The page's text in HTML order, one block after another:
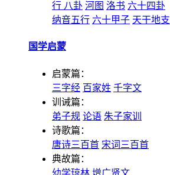
行 八卦 河图 洛书 六十四卦
纳音五行 六十甲子 天干地支
国学启蒙
启蒙篇：
三字经 百家姓 千字文
训诫篇：
弟子规 论语 朱子家训
诗歌篇：
唐诗三百首 宋词三百首
典故篇：
幼学琼林 增广贤文